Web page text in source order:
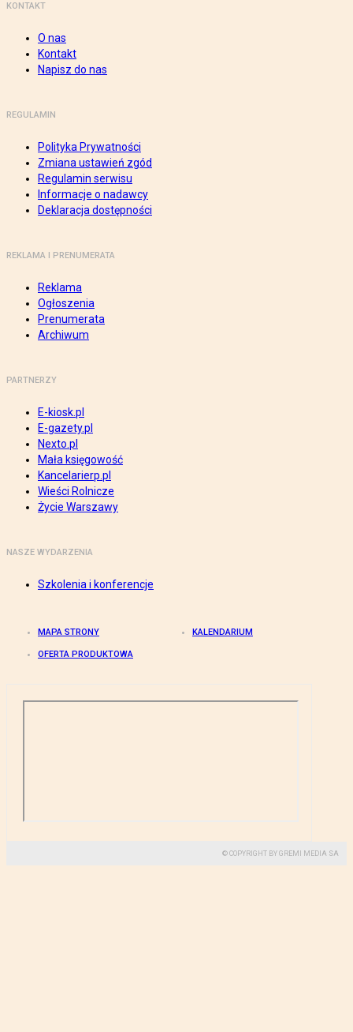
KONTAKT
O nas
Kontakt
Napisz do nas
REGULAMIN
Polityka Prywatności
Zmiana ustawień zgód
Regulamin serwisu
Informacje o nadawcy
Deklaracja dostępności
REKLAMA I PRENUMERATA
Reklama
Ogłoszenia
Prenumerata
Archiwum
PARTNERZY
E-kiosk.pl
E-gazety.pl
Nexto.pl
Mała księgowość
Kancelarierp.pl
Wieści Rolnicze
Życie Warszawy
NASZE WYDARZENIA
Szkolenia i konferencje
MAPA STRONY KALENDARIUM
OFERTA PRODUKTOWA
© COPYRIGHT BY GREMI MEDIA SA